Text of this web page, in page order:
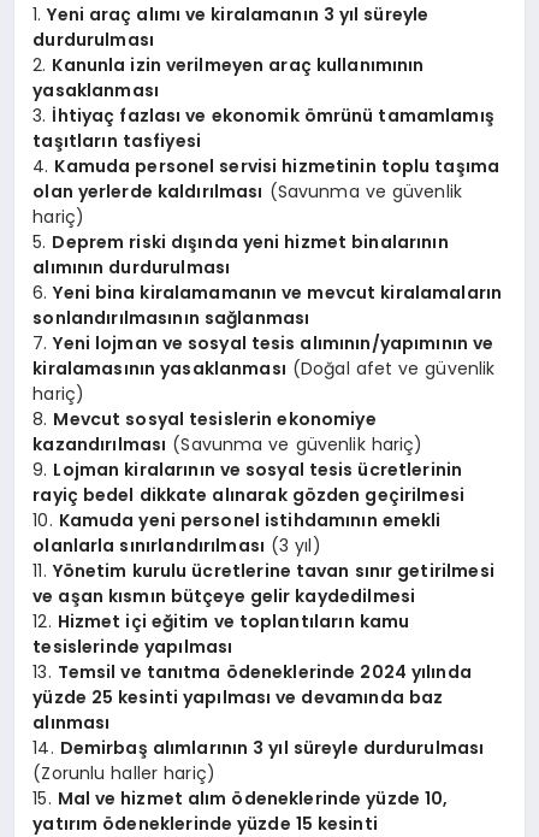
1.Yeni araç alımı ve kiralamanın 3 yıl süreyle
durdurulması
2. Kanunla izin verilmeyen araç kullanımının
yasaklanması
3. İhtiyaç fazlası ve ekonomik ömrünü tamamlamış
taşıtların tasfiyesi
4. Kamuda personel servisi hizmetinin toplu taşıma
olan yerlerde kaldırılması (Savunma ve güvenlik
hariç)
5. Deprem riski dışında yeni hizmet binalarının
alımının durdurulması
6.Yeni bina kiralamamanın ve mevcut kiralamaların
sonlandırılmasının sağlanması
7.Yeni lojman ve sosyal tesis alımının/yapımının ve
kiralamasının yasaklanması (Doğal afet ve güvenlik
hariç)
8. Mevcut sosyal tesislerin ekonomiye
kazandırılması (Savunma ve güvenlik hariç)
9. Lojman kiralarının ve sosyal tesis ücretlerinin
rayiç bedel dikkate alınarak gözden geçirilmesi
10. Kamuda yeni personel istihdamının emekli
olanlarla sınırlandırılması (3 yıl)
11. Yönetim kurulu ücretlerine tavan sınır getirilmesi
ve aşan kısmın bütçeye gelir kaydedilmesi
12. Hizmet içi eğitim ve toplantıların kamu
tesislerinde yapılması
13. Temsil ve tanıtma ödeneklerinde 2024 yılında
yüzde 25 kesinti yapılması ve devamında baz
alınması
14. Demirbaş alımlarının 3 yıl süreyle durdurulması
(Zorunlu haller hariç)
15. Mal ve hizmet alım ödeneklerinde yüzde 10,
yatırım ödeneklerinde yüzde 15 kesinti